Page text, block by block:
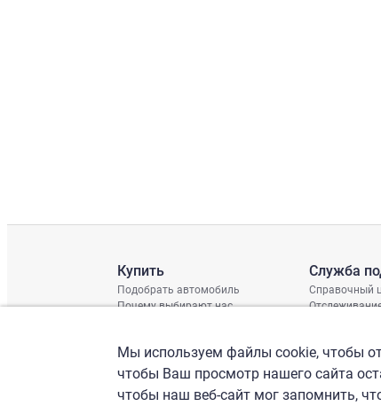
Купить
Подобрать автомобиль
Почему выбирают нас
Служба
Справочный
График
Проверка
Мы используем файлы cookie, чтобы
чтобы Ваш просмотр нашего сайта
чтобы наш веб-сайт мог запомнить,